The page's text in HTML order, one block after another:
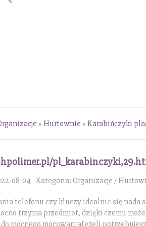
» Hurtownie » Karabińczyki
08-04 Kategoria: Organizacje /
telefonu czy kluczy idealnie się
trzyma przedmiot, dzięki czemu
mocnego mocowaniaJeżeli